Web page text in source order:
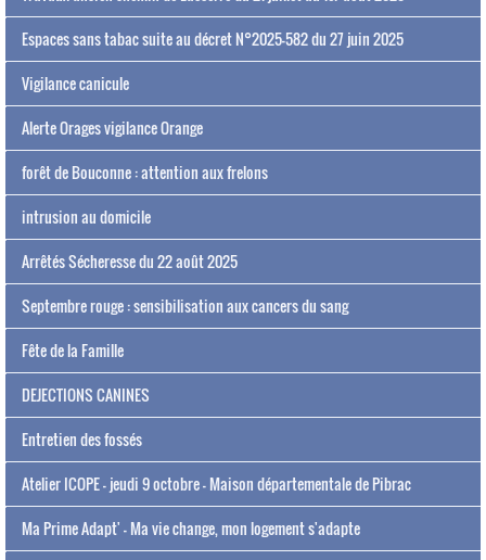
Espaces sans tabac suite au décret N°2025-582 du 27 juin 2025
Vigilance canicule
Alerte Orages vigilance Orange
forêt de Bouconne : attention aux frelons
intrusion au domicile
Arrêtés Sécheresse du 22 août 2025
Septembre rouge : sensibilisation aux cancers du sang
Fête de la Famille
DEJECTIONS CANINES
Entretien des fossés
Atelier ICOPE - jeudi 9 octobre - Maison départementale de Pibrac
Ma Prime Adapt' - Ma vie change, mon logement s'adapte